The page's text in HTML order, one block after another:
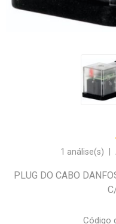
1 análise(s)
PLUG DO CABO
Código